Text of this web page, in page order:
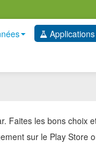
Applications
Faites les bons
sur le Play Store